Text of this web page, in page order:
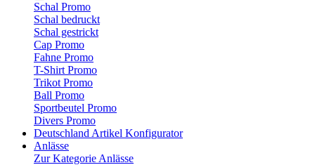
Schal Promo
Schal bedruckt
Schal gestrickt
Cap Promo
Fahne Promo
T-Shirt Promo
Trikot Promo
Ball Promo
Sportbeutel Promo
Divers Promo
Deutschland Artikel Konfigurator
Anlässe
Zur Kategorie Anlässe